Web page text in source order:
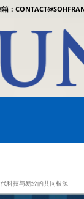
：
科技与易经的共同根源